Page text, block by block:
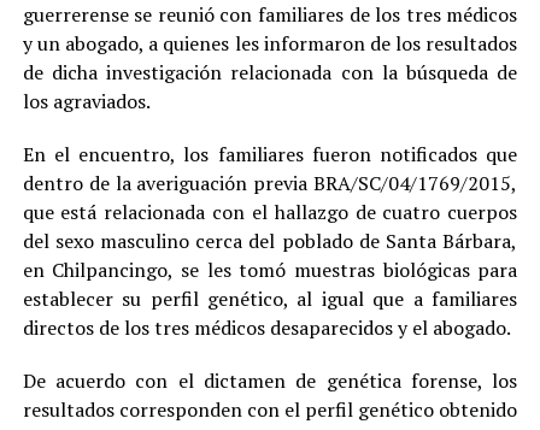
guerrerense se reunió con familiares de los tres médicos
y un abogado, a quienes les informaron de los resultados
de dicha investigación relacionada con la búsqueda de
los agraviados.
En el encuentro, los familiares fueron notificados que
dentro de la averiguación previa BRA/SC/04/1769/2015,
que está relacionada con el hallazgo de cuatro cuerpos
del sexo masculino cerca del poblado de Santa Bárbara,
en Chilpancingo, se les tomó muestras biológicas para
establecer su perfil genético, al igual que a familiares
directos de los tres médicos desaparecidos y el abogado.
De acuerdo con el dictamen de genética forense, los
resultados corresponden con el perfil genético obtenido